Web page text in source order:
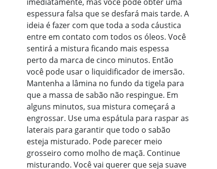
espessura falsa que se desfará mais tarde. A
ideia é fazer com que toda a soda cáustica
entre em contato com todos os óleos. Você
sentirá a mistura ficando mais espessa
perto da marca de cinco minutos. Então
você pode usar o liquidificador de imersão.
Mantenha a lâmina no fundo da tigela para
que a massa de sabão não respingue. Em
alguns minutos, sua mistura começará a
engrossar. Use uma espátula para raspar as
laterais para garantir que todo o sabão
esteja misturado. Pode parecer meio
grosseiro como molho de maçã. Continue
misturando. Você vai querer que seja suave